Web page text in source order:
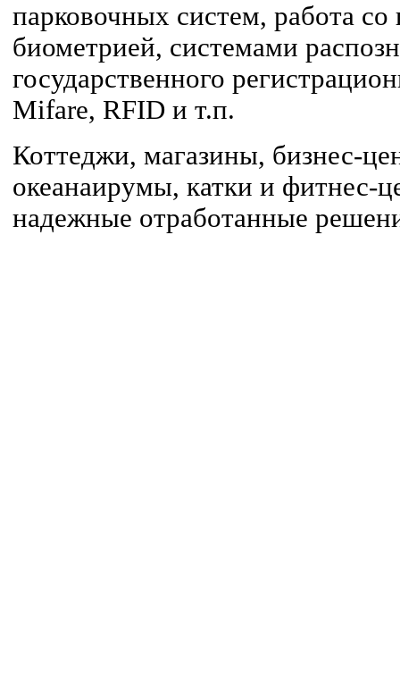
парковочных систем, работа
биометрией, системами
государственного
Mifare, RFID и т.п.
Коттеджи, магазины, бизнес-
океанаирумы, катки и фитнес-
надежные отработанные